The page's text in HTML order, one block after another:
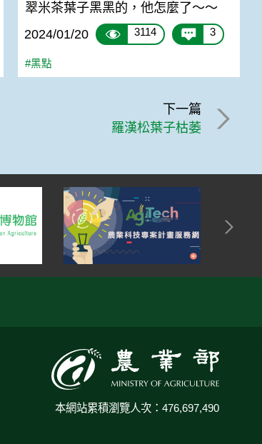
翠米茶葉子黑黑的，他怎麼了～～
2024/01/20
3114 3
#黑點
下一篇
羅漢松葉子枯萎
本網站累積瀏覽人次：476,697,490